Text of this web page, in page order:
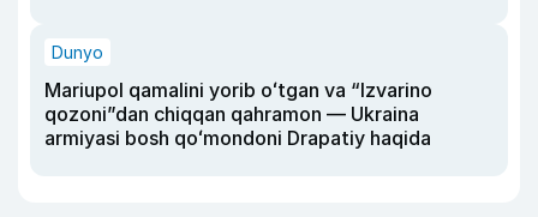
Dunyo
Mariupol qamalini yorib oʻtgan va “Izvarino
qozoni”dan chiqqan qahramon — Ukraina
armiyasi bosh qoʻmondoni Drapatiy haqida